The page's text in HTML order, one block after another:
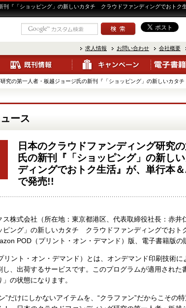
刊『「ショッピング」の新しいカタチ クラウドファンディングでおトク
求人情報 お問い合わせ 会社概要
究の第一人者・板越ジョージ氏の新刊『「ショッピング」の新しいカタ
ース
日本のクラウドファンディング研究
氏の新刊『「ショッピング」の新し
ディングでおトク生活』が、単行本
で発売!!
ス株式会社（所在地：東京都港区、代表取締役社長：赤井
ピング」の新しいカタチ クラウドファンディングでおト
POD（プリント・オン・デマンド）版、電子書籍版の
リント・オン・デマンド）とは、オンデマンド印刷技術に
し、出荷するサービスです。このプログラムが適用された
」の状態になります。
”だけにしかないアイテムを、“クラファン”だからこその